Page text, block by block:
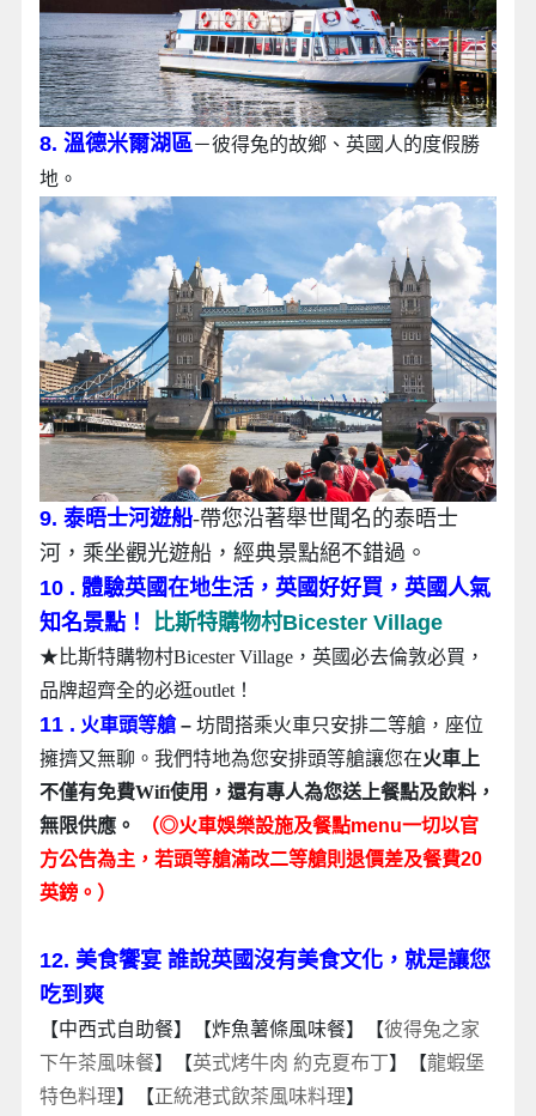
8. 溫德米爾湖區－彼得兔的故鄉、英國人的度假勝
地。
9. 泰晤士河遊船-帶您沿著舉世聞名的泰晤士
河，乘坐觀光遊船，經典景點絕不錯過。
10 . 體驗英國在地生活，英國好好買，英國人氣
知名景點！
比斯特購物村Bicester Village
★比斯特購物村Bicester Village，英國必去倫敦必買，
品牌超齊全的必逛outlet！
11 . 火車頭等艙–坊間搭乘火車只安排二等艙，座位
擁擠又無聊。我們特地為您安排頭等艙讓您在火車上
不僅有免費Wifi使用，還有專人為您送上餐點及飲料，
無限供應。
（◎火車娛樂設施及餐點menu一切以官
方公告為主，若頭等艙滿改二等艙則退價差及餐費20
英鎊。）
12. 美食饗宴 誰說英國沒有美食文化，就是讓您
吃到爽
【中西式自助餐】【炸魚薯條風味餐】【彼得兔之家
下午茶風味餐】【英式烤牛肉 約克夏布丁】【龍蝦堡
特色料理】 【正統港式飲茶風味料理】